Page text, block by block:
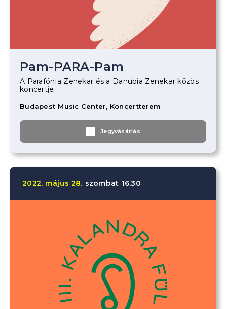
Pam-PARA-Pam
A Parafónia Zenekar és a Danubia Zenekar közös
koncertje
Budapest Music Center, Koncertterem
Jegyvásárlás
2022. május 28. szombat 16.30